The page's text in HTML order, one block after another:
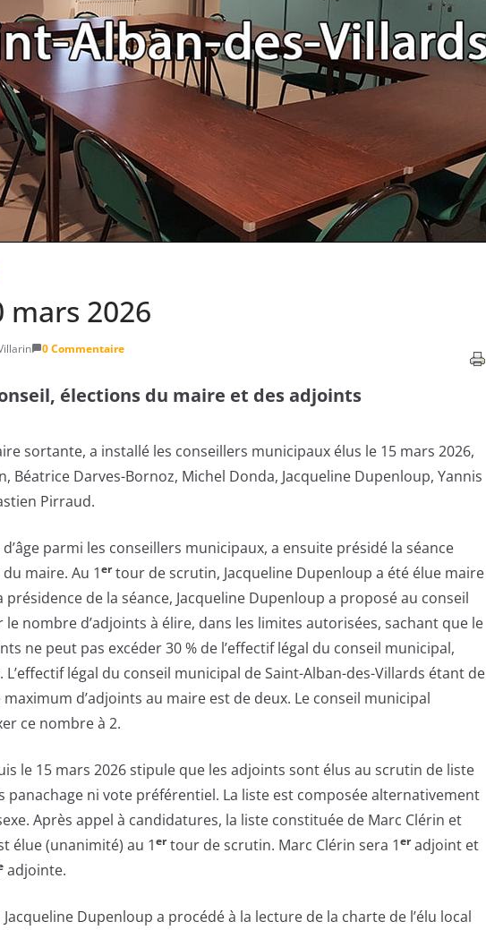
mars 2026
0 Commentaire
élections du maire et des adjoints
sortante, a installé les conseillers municipaux élus le 15 mars 2026,
Béatrice Darves-Bornoz, Michel Donda, Jacqueline Dupenloup, Yannis
Pirraud.
parmi les conseillers municipaux, a ensuite présidé la séance
maire. Au 1ertour de scrutin, Jacqueline Dupenloup a été élue maire
de la séance, Jacqueline Dupenloup a proposé au conseil
nombre d’adjoints à élire, dans les limites autorisées, sachant que le
ne peut pas excéder 30 % de l’effectif légal du conseil municipal,
légal du conseil municipal de Saint-Alban-des-Villards étant de
d’adjoints au maire est de deux. Le conseil municipal
ce nombre à 2.
le 15 mars 2026 stipule que les adjoints sont élus au scrutin de liste
panachage ni vote préférentiel. La liste est composée alternativement
Après appel à candidatures, la liste constituée de Marc Clérin et
élue (unanimité) au 1ertour de scrutin. Marc Clérin sera 1eradjoint et
adjointe.
Dupenloup a procédé à la lecture de la charte de l’élu local